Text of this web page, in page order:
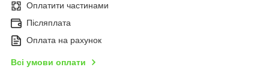
Оплатити частинами
Післяплата
Оплата на рахунок
Всі умови оплати